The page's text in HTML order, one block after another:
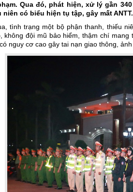
Qua đó, phát hiện, xử lý gần
có biểu hiện tụ tập, gây mất ANTT.
tình trạng một bộ phận thanh, thiếu
không đội mũ bảo hiểm, thậm chí
nguy cơ cao gây tai nạn giao thông,